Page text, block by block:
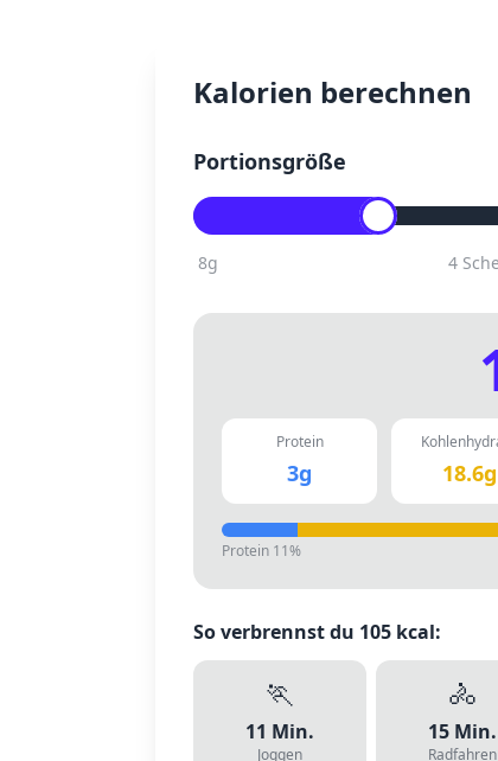
Kalorien berechnen
Portionsgröße
8g 4
Protein
3g 18.6g
Protein 11%
So verbrennst du 105 kcal:
🏃
11 Min.
Joggen
🚴
15 Min.
Radfahren